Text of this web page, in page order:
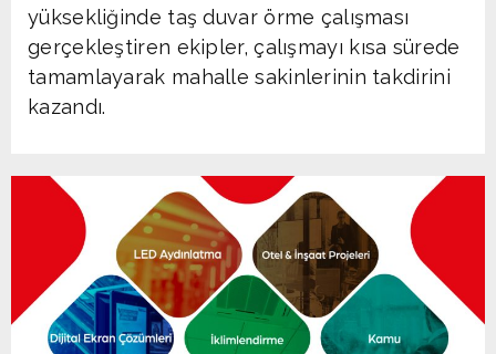
yüksekliğinde taş duvar örme çalışması
gerçekleştiren ekipler, çalışmayı kısa sürede
tamamlayarak mahalle sakinlerinin takdirini
kazandı.